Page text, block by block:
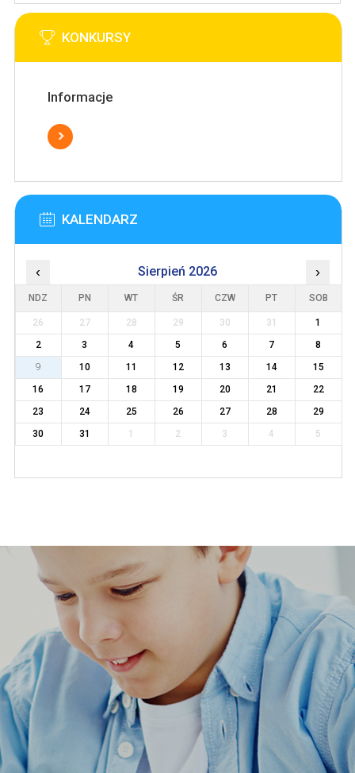
KONKURSY
Informacje
KALENDARZ
‹ Sierpień 2026 ›
NDZ PN WT ŚR CZW PT SOB
26 27 28 29 30 31
1
2
3 4 5 6 7
8
9
10 11 12 13 14
15
16
17 18 19 20 21
22
23
24 25 26 27 28
29
30
31 1 2 3 4 5